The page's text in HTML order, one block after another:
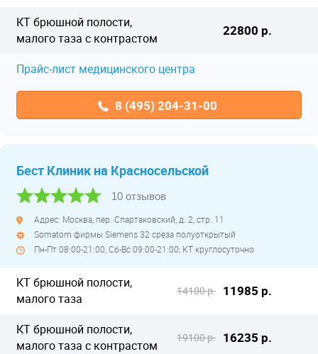
КТ брюшной полости,
малого таза с контрастом
22800 р.
Прайс-лист медицинского центра
8 (495) 204-31-00
Бест Клиник на Красносельской
10 отзывов
Адрес: Москва, пер. Спартаковский, д. 2, стр. 11
Somatom фирмы Siemens 32 среза полуоткрытый
Пн-Пт 08:00-21:00, Сб-Вс 09:00-21:00; КТ круглосуточно
КТ брюшной полости,
малого таза
14100 р. 11985 р.
КТ брюшной полости,
малого таза с контрастом
19100 р. 16235 р.